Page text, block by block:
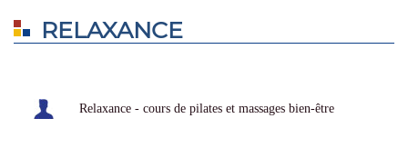
RELAXANCE
Relaxance - cours de pilates et massages bien-être